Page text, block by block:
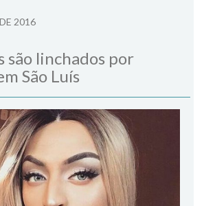
2016
são linchados por
São Luís